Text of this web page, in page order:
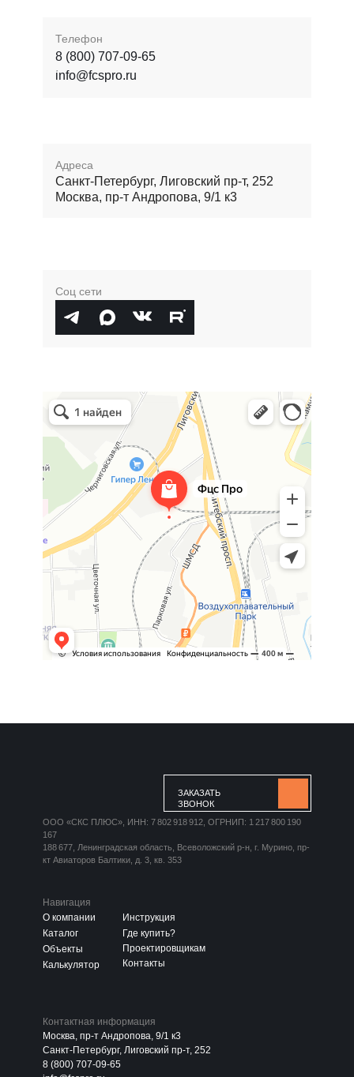
Соц сети
Адреса
Санкт-Петербург, Лиговский пр-т, 252
Москва, пр-т Андропова, 9/1 к3
Телефон
8 (800) 707-09-65
info@fcspro.ru
Навигация
О компании
Каталог
Объекты
Калькулятор
Инструкция
Где купить?
Проектировщикам
Контакты
Контактная информация
Москва, пр-т Андропова, 9/1 к3
Санкт-Петербург, Лиговский пр-т, 252
8 (800) 707-09-65
ЗАКАЗАТЬ
ЗВОНОК
ООО «СКС ПЛЮС», ИНН: 7 802 918 912, ОГРНИП: 1 217 800 190
167
188 677, Ленинградская область, Всеволожский р-н, г. Мурино, пр-
кт Авиаторов Балтики, д. 3, кв. 353